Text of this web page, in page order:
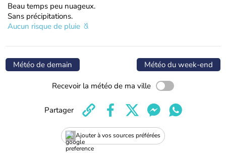
Beau temps peu nuageux.
Sans précipitations.
Aucun risque de pluie
Météo de demain Météo du week-end
Recevoir la météo de ma ville
Ajouter à vos sources préférées
Partager